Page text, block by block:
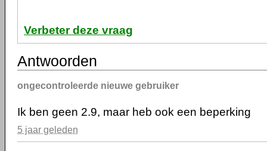
Verbeter deze vraag
Antwoorden
ongecontroleerde nieuwe gebruiker
Ik ben geen 2.9, maar heb ook een beperking
5 jaar geleden